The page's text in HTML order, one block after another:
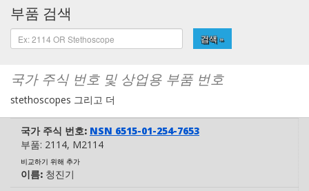
부품 검색
검색 »
국가 주식 번호 및 상업용 부품 번호
stethoscopes 그리고 더
국가 주식 번호: NSN 6515-01-254-7653
부품: 2114, M2114
비교하기 위해 추가
이름: 청진기